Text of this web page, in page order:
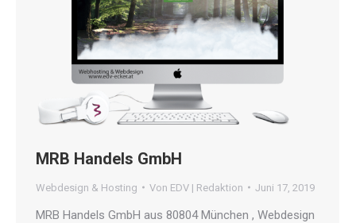
MRB Handels GmbH
Webdesign & Hosting Von EDV | Redaktion Juni 17, 2019
MRB Handels GmbH aus 80804 München , Webdesign